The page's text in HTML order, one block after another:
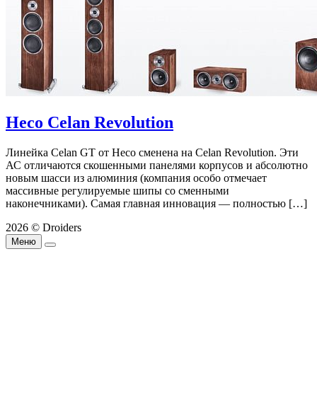
Heco Celan Revolution
Линейка Celan GT от Heco сменена на Celan Revolution. Эти
АС отличаются скошенными панелями корпусов и абсолютно
новым шасси из алюминия (компания особо отмечает
массивные регулируемые шипы со сменными
наконечниками). Самая главная инновация — полностью […]
2026 © Droiders
Меню